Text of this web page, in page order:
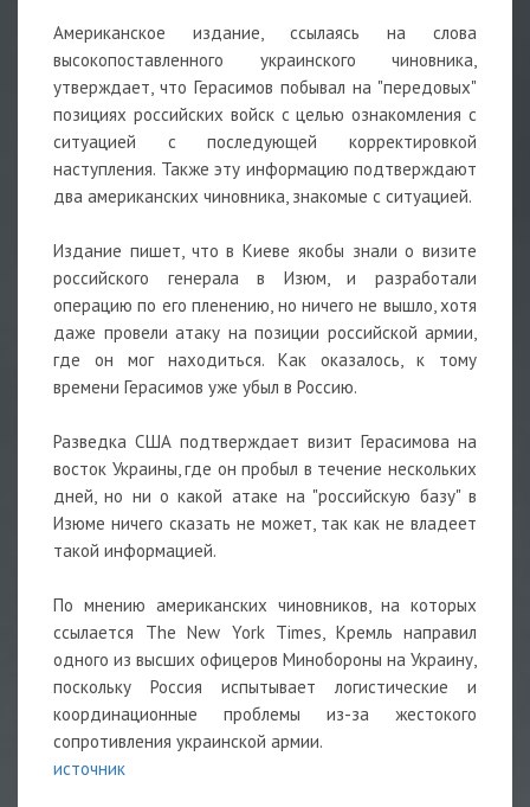
Американское издание, ссылаясь на слова
высокопоставленного украинского чиновника,
утверждает, что Герасимов побывал на "передовых"
позициях российских войск с целью ознакомления с
ситуацией с последующей корректировкой
наступления. Также эту информацию подтверждают
два американских чиновника, знакомые с ситуацией.
Издание пишет, что в Киеве якобы знали о визите
российского генерала в Изюм, и разработали
операцию по его пленению, но ничего не вышло, хотя
даже провели атаку на позиции российской армии,
где он мог находиться. Как оказалось, к тому
времени Герасимов уже убыл в Россию.
Разведка США подтверждает визит Герасимова на
восток Украины, где он пробыл в течение нескольких
дней, но ни о какой атаке на "российскую базу" в
Изюме ничего сказать не может, так как не владеет
такой информацией.
По мнению американских чиновников, на которых
ссылается The New York Times, Кремль направил
одного из высших офицеров Минобороны на Украину,
поскольку Россия испытывает логистические и
координационные проблемы из-за жестокого
сопротивления украинской армии.
источник